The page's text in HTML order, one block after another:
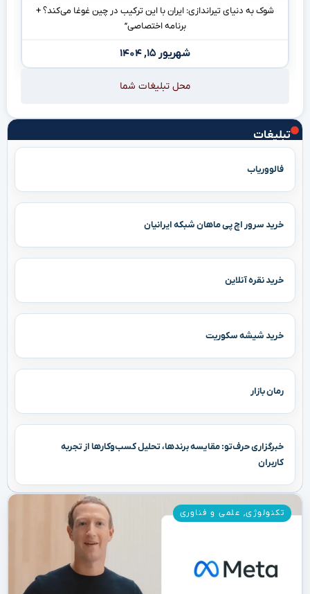
تبلیغات
فالووریاب
خرید سرور اچ پی ماهان شبکه ایرانیان
خرید نقره آنلاین
خرید شیشه سکوریت
رمان بازار
خبرگزاری حرف‌تو: مقایسه برندها، تحلیل کسب‌وکارها از تجربه
کاربران
تکنولوژی, علمی و فناوری
شوک به دنیای تیراندازی: ایران با این ترکیب در چین غوغا می‌کند؟ +
برنامه اختصاصی”
شهریور ۱۵, ۱۴۰۴
محل تبلیغات شما